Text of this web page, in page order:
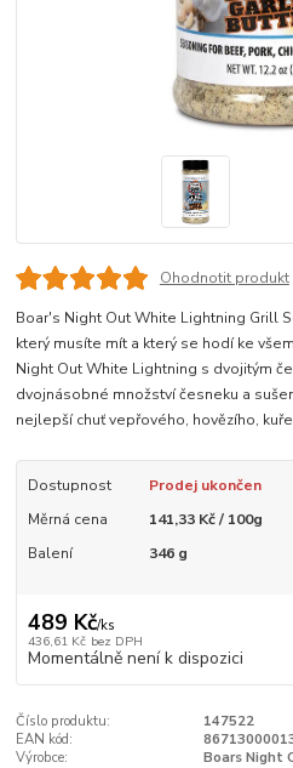
Ohodnotit produkt
Boar's Night Out White Lightning Grill
který musíte mít a který se hodí ke
Night Out White Lightning s dvojitým
dvojnásobné množství česneku a
nejlepší chuť vepřového, hovězího,
Dostupnost
Prodej ukončen
Měrná cena
141,33 Kč / 100g
Balení
346 g
489 Kč/ks
436,61 Kč bez DPH
Momentálně není k dispozici
Číslo produktu:
147522
EAN kód:
Výrobce:
Boars Night